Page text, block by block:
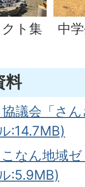
ト集
中
料
議会「さ
:14.7MB)
なん地域
:5.9MB)